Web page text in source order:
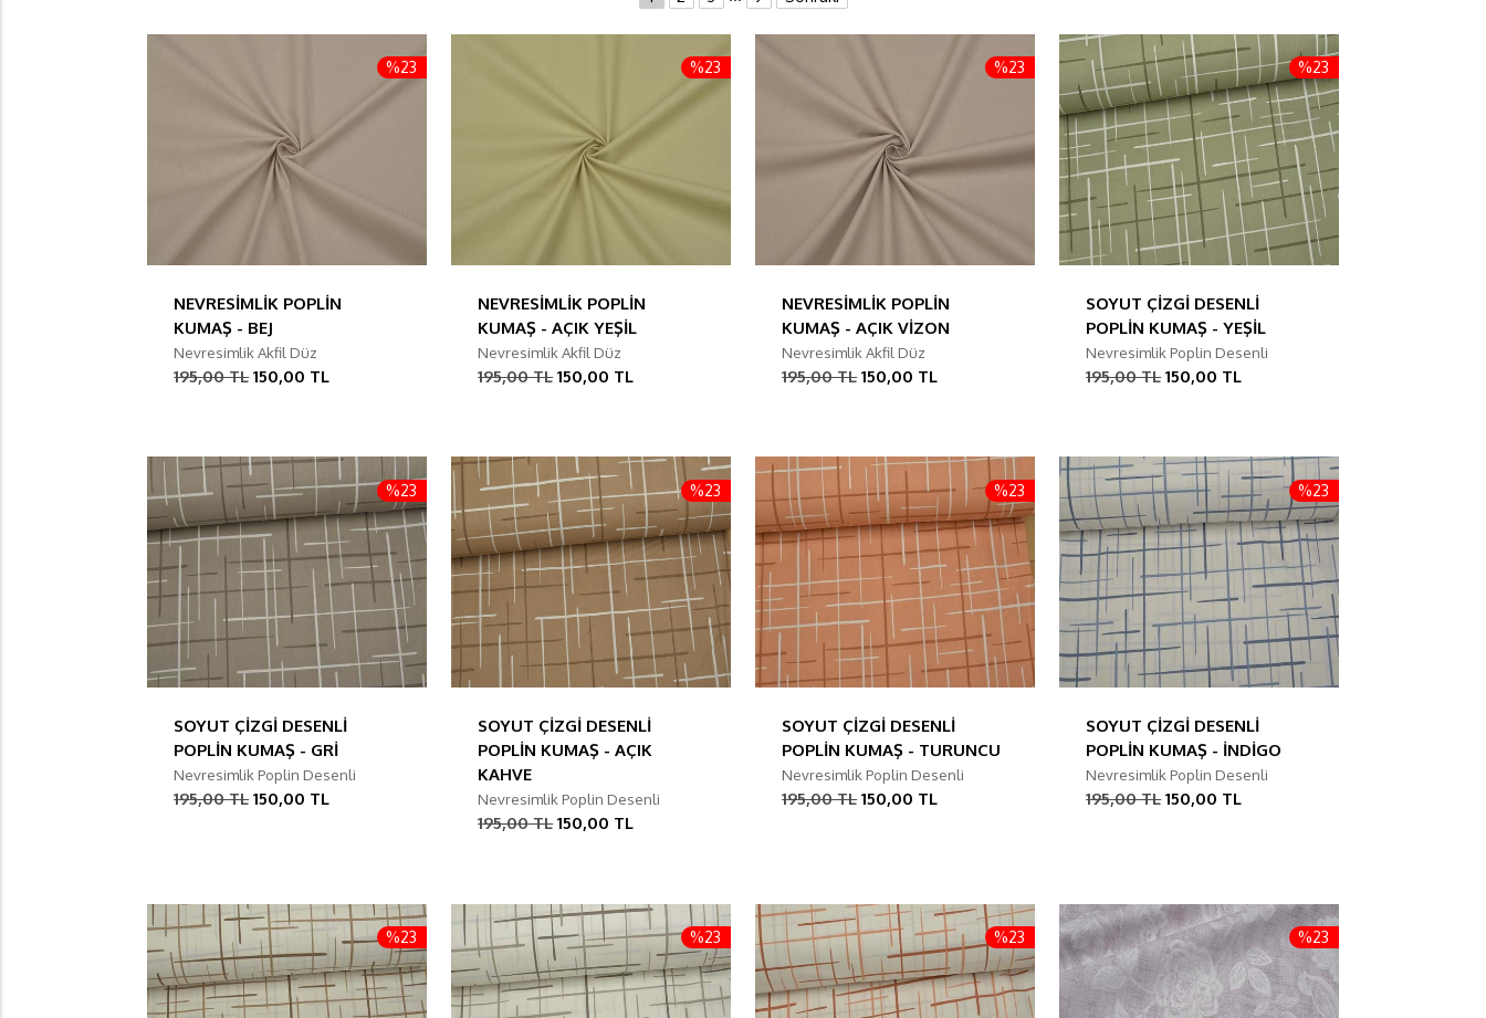
%23
NEVRESİMLİK POPLİN
KUMAŞ - BEJ
Nevresimlik Akfil Düz
195,00 TL 150,00 TL
%23
NEVRESİMLİK POPLİN
KUMAŞ - AÇIK YEŞİL
Nevresimlik Akfil Düz
195,00 TL 150,00 TL
%23
NEVRESİMLİK POPLİN
KUMAŞ - AÇIK VİZON
Nevresimlik Akfil Düz
195,00 TL 150,00 TL
%23
SOYUT ÇİZGİ DESENLİ
POPLİN KUMAŞ - YEŞİL
Nevresimlik Poplin Desenli
195,00 TL 150,00 TL
%23
SOYUT ÇİZGİ DESENLİ
POPLİN KUMAŞ - GRİ
Nevresimlik Poplin Desenli
195,00 TL 150,00 TL
%23
SOYUT ÇİZGİ DESENLİ
POPLİN KUMAŞ - AÇIK
KAHVE
Nevresimlik Poplin Desenli
195,00 TL 150,00 TL
%23
SOYUT ÇİZGİ DESENLİ
POPLİN KUMAŞ - TURUNCU
Nevresimlik Poplin Desenli
195,00 TL 150,00 TL
%23
SOYUT ÇİZGİ DESENLİ
POPLİN KUMAŞ - İNDİGO
Nevresimlik Poplin Desenli
195,00 TL 150,00 TL
%23 %23 %23 %23